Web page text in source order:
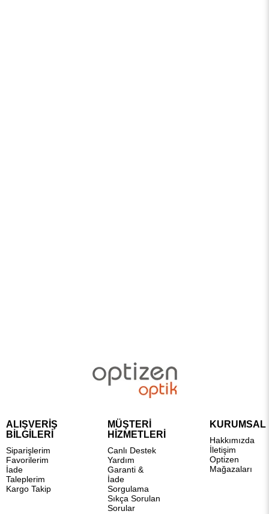
ALIŞVERİŞ
BİLGİLERİ
Siparişlerim
Favorilerim
İade
Taleplerim
Kargo Takip
MÜŞTERİ
HİZMETLERİ
Canlı Destek
Yardım
Garanti &
İade
Sorgulama
Sıkça Sorulan
Sorular
KURUMSAL
Hakkımızda
İletişim
Optizen
Mağazaları